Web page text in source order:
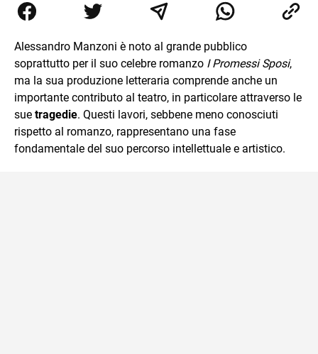
secondaria di secondo grado. Mi occupo inoltre di
traduzioni, SEO Onsite e contenuti per il web. Amo i saggi
della sintesi.
Alessandro Manzoni è noto al grande pubblico
soprattutto per il suo celebre romanzo I Promessi Sposi,
ma la sua produzione letteraria comprende anche un
importante contributo al teatro, in particolare attraverso le
sue tragedie. Questi lavori, sebbene meno conosciuti
rispetto al romanzo, rappresentano una fase
fondamentale del suo percorso intellettuale e artistico.